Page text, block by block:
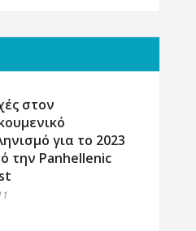
στον
για το 2023
την Panhellenic